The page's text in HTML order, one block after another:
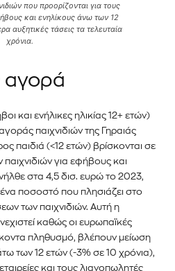
που προορίζονται για τους
και ενηλίκους άνω των 12
αυξητικές τάσεις τα τελευταία
χρόνια.
αγορά
και ενήλικες ηλικίας 12+ ετών)
παιχνιδιών της Γηραιάς
παιδιά (<12 ετών) βρίσκονται σε
για εφήβους και
στα 4,5 δισ. ευρώ το 2023,
ποσοστό που πλησιάζει στο
των παιχνιδιών. Αυτή η
καθώς οι ευρωπαϊκές
πληθυσμό, βλέπουν μείωση
των 12 ετών (-3% σε 10 χρόνια),
και τους λιανοπωλητές